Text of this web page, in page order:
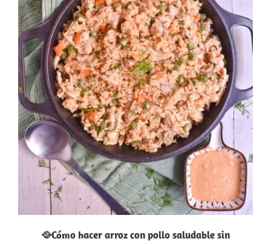
🥘Cómo hacer arroz con pollo saludable sin